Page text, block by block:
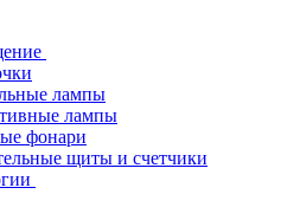
лампы
лампы
фонари
щиты и счетчики